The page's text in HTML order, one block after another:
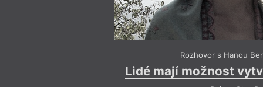
Krásnější svět je možný, naše
Charlese Eisensteina).
od roku 2016. Duší je
Rozhovor s Hanou
Lidé mají možnost